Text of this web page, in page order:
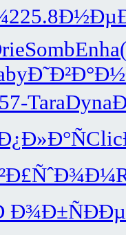
225.8
SombEnha
Ð˜Ð²Ð°Ð½
TaraDyna
Clic
Ð£ÑˆÐ¾Ð¼
Ð¾Ð±Ñ